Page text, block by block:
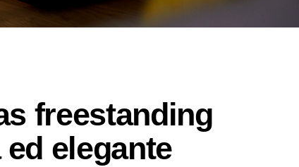
freestanding
elegante